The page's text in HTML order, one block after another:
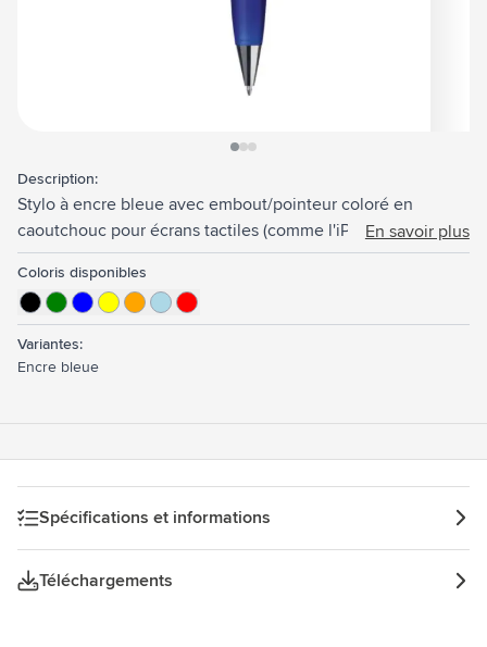
Description:
Stylo à encre bleue avec embout/pointeur coloré en
caoutchouc pour écrans tactiles (comme l'iPhone/iPad),
accents brillants, embout coloré antidérapant, ouverture
dans le clip métallique et système à cliquet rotatif.
En savoir plus
Coloris disponibles
Variantes:
Encre bleue
Spécifications et informations
Téléchargements